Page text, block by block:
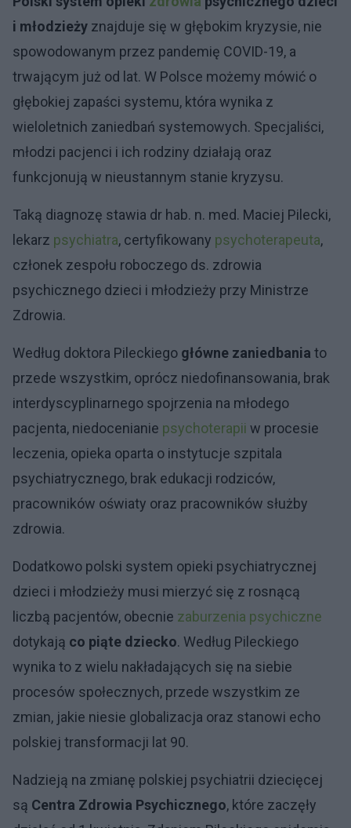
i młodzieży znajduje się w głębokim kryzysie, nie
spowodowanym przez pandemię COVID-19, a
trwającym już od lat. W Polsce możemy mówić o
głębokiej zapaści systemu, która wynika z
wieloletnich zaniedbań systemowych. Specjaliści,
młodzi pacjenci i ich rodziny działają oraz
funkcjonują w nieustannym stanie kryzysu.
Taką diagnozę stawia dr hab. n. med. Maciej Pilecki,
lekarz psychiatra, certyfikowany psychoterapeuta,
członek zespołu roboczego ds. zdrowia
psychicznego dzieci i młodzieży przy Ministrze
Zdrowia.
Według doktora Pileckiego główne zaniedbania to
przede wszystkim, oprócz niedofinansowania, brak
interdyscyplinarnego spojrzenia na młodego
pacjenta, niedocenianie psychoterapii w procesie
leczenia, opieka oparta o instytucje szpitala
psychiatrycznego, brak edukacji rodziców,
pracowników oświaty oraz pracowników służby
zdrowia.
Dodatkowo polski system opieki psychiatrycznej
dzieci i młodzieży musi mierzyć się z rosnącą
liczbą pacjentów, obecnie zaburzenia psychiczne
dotykają co piąte dziecko. Według Pileckiego
wynika to z wielu nakładających się na siebie
procesów społecznych, przede wszystkim ze
zmian, jakie niesie globalizacja oraz stanowi echo
polskiej transformacji lat 90.
Nadzieją na zmianę polskiej psychiatrii dziecięcej
są Centra Zdrowia Psychicznego, które zaczęły